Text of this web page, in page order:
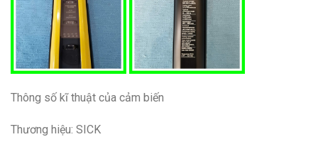
Thông số kĩ thuật của cảm biến
Thương hiệu: SICK